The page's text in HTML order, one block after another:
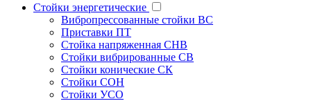
Стойки энергетические
Вибропрессованные стойки ВС
Приставки ПТ
Стойка напряженная СНВ
Стойки вибрированные СВ
Стойки конические СК
Стойки СОН
Стойки УСО